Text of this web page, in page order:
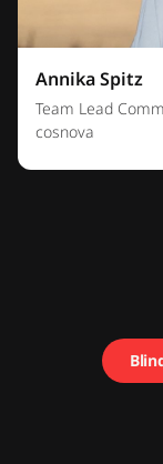
Annika Spitz
Team Lead
cosnova